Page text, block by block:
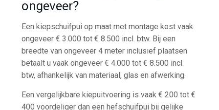
ongeveer?
Een kiepschuifpui op maat met montage kost vaak
ongeveer € 3.000 tot € 8.500 incl. btw. Bij een
breedte van ongeveer 4 meter inclusief plaatsen
betaalt u vaak ongeveer € 4.000 tot € 8.500 incl.
btw, afhankelijk van materiaal, glas en afwerking.
Een vergelijkbare kiepuitvoering is vaak € 200 tot €
400 voordeliger dan een hefschuifpui bij gelijke